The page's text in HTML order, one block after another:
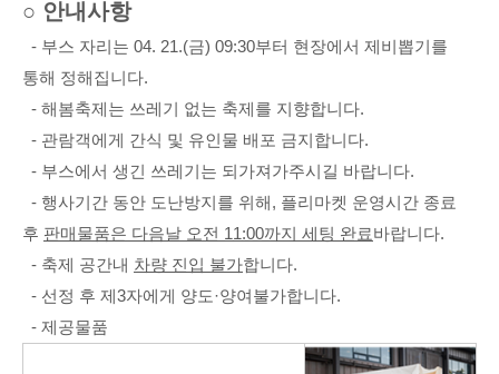
○ 안내사항
- 부스 자리는 04. 21.(금) 09:30부터 현장에서 제비뽑기를
통해 정해집니다.
- 해봄축제는 쓰레기 없는 축제를 지향합니다.
- 관람객에게 간식 및 유인물 배포 금지합니다.
- 부스에서 생긴 쓰레기는 되가져가주시길 바랍니다.
- 행사기간 동안 도난방지를 위해 , 플리마켓 운영시간 종료
후 판매물품은 다음날 오전 11:00까지 세팅 완료바랍니다.
- 축제 공간내 차량 진입 불가합니다.
- 선정 후 제 3자에게 양도·양여불가합니다.
- 제공물품